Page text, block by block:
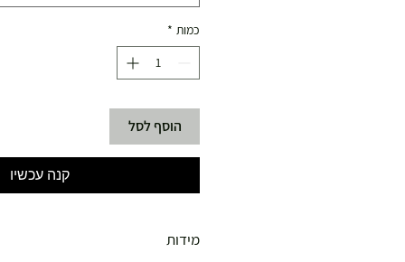
כמות *
הוסף לסל
קנה עכשיו
מידות